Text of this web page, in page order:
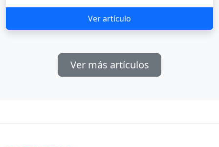
Ver artículo
Ver más artículos